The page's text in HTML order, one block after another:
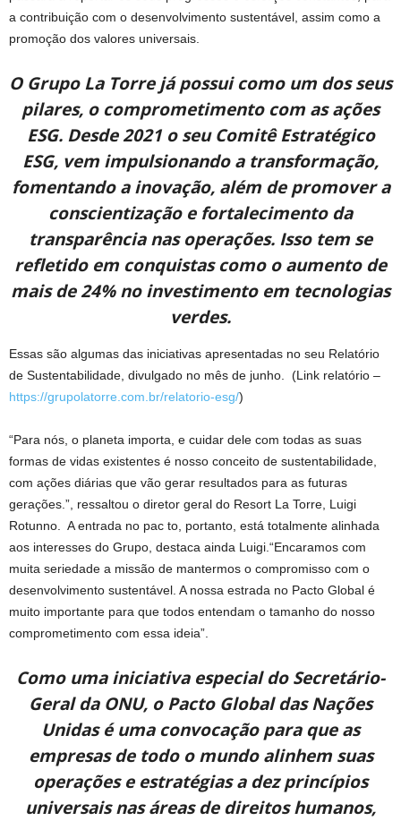
a contribuição com o desenvolvimento sustentável, assim como a
promoção dos valores universais.
O Grupo La Torre já possui como um dos seus
pilares, o comprometimento com as ações
ESG. Desde 2021 o seu Comitê Estratégico
ESG, vem impulsionando a transformação,
fomentando a inovação, além de promover a
conscientização e fortalecimento da
transparência nas operações. Isso tem se
refletido em conquistas como o aumento de
mais de 24% no investimento em tecnologias
verdes.
Essas são algumas das iniciativas apresentadas no seu Relatório
de Sustentabilidade, divulgado no mês de junho. (Link relatório –
https://grupolatorre.com.br/relatorio-esg/)
“Para nós, o planeta importa, e cuidar dele com todas as suas
formas de vidas existentes é nosso conceito de sustentabilidade,
com ações diárias que vão gerar resultados para as futuras
gerações.”, ressaltou o diretor geral do Resort La Torre, Luigi
Rotunno. A entrada no pac to, portanto, está totalmente alinhada
aos interesses do Grupo, destaca ainda Luigi.“Encaramos com
muita seriedade a missão de mantermos o compromisso com o
desenvolvimento sustentável. A nossa estrada no Pacto Global é
muito importante para que todos entendam o tamanho do nosso
comprometimento com essa ideia”.
Como uma iniciativa especial do Secretário-
Geral da ONU, o Pacto Global das Nações
Unidas é uma convocação para que as
empresas de todo o mundo alinhem suas
operações e estratégias a dez princípios
universais nas áreas de direitos humanos,